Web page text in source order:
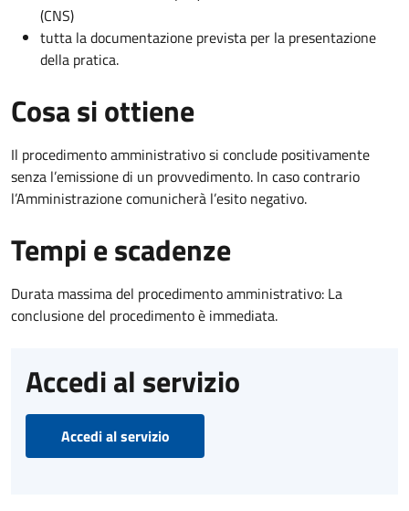
(CNS)
tutta la documentazione prevista per la presentazione
della pratica.
Cosa si ottiene
Il procedimento amministrativo si conclude positivamente
senza l’emissione di un provvedimento. In caso contrario
l’Amministrazione comunicherà l’esito negativo.
Tempi e scadenze
Durata massima del procedimento amministrativo: La
conclusione del procedimento è immediata.
Accedi al servizio
Accedi al servizio